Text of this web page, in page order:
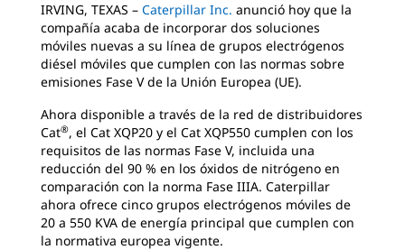
IRVING, TEXAS – Caterpillar Inc. anunció hoy que la
compañía acaba de incorporar dos soluciones
móviles nuevas a su línea de grupos electrógenos
diésel móviles que cumplen con las normas sobre
emisiones Fase V de la Unión Europea (UE).
Ahora disponible a través de la red de distribuidores
Cat®, el Cat XQP20 y el Cat XQP550 cumplen con los
requisitos de las normas Fase V, incluida una
reducción del 90 % en los óxidos de nitrógeno en
comparación con la norma Fase IIIA. Caterpillar
ahora ofrece cinco grupos electrógenos móviles de
20 a 550 KVA de energía principal que cumplen con
la normativa europea vigente.